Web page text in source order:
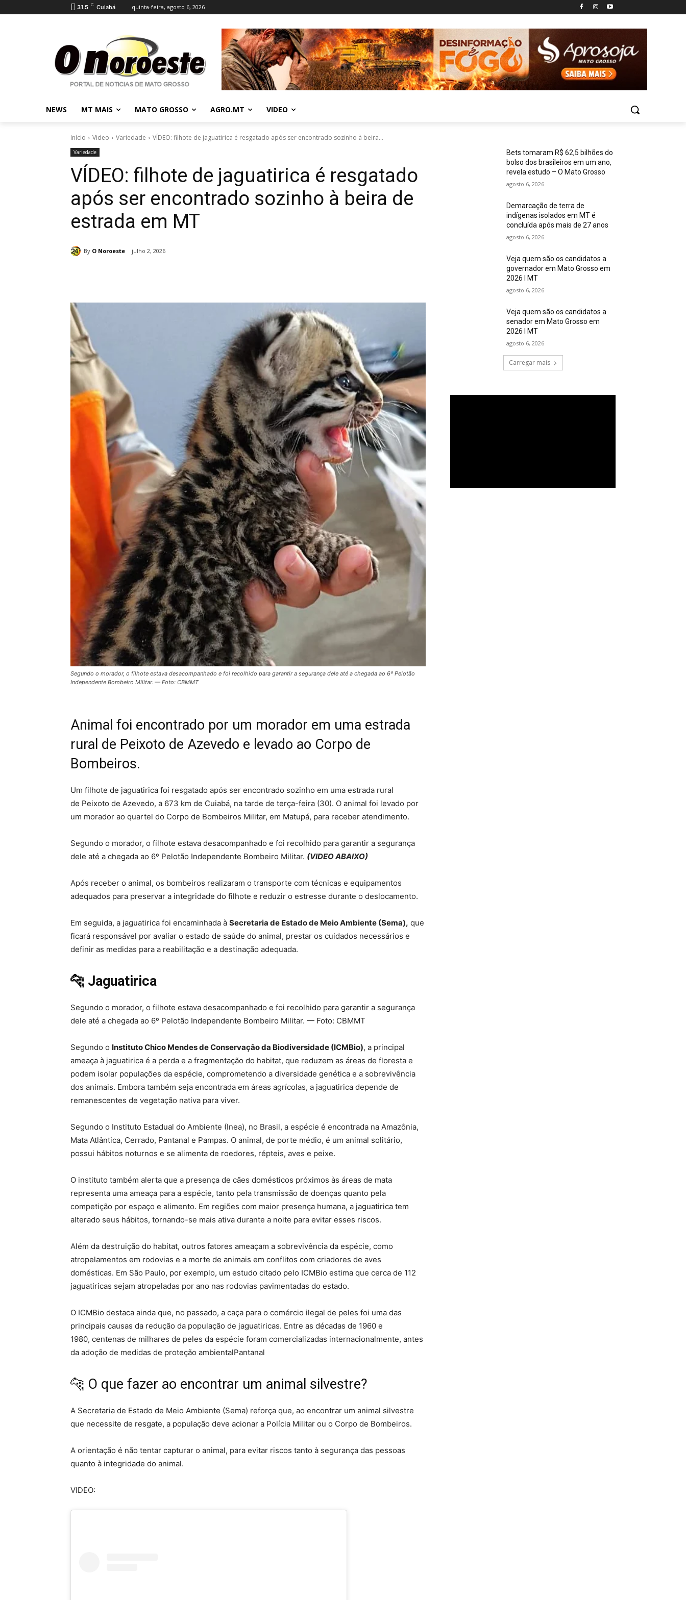
31.5 C Cuiabá quinta-feira, agosto 6, 2026
NEWS MT MAIS MATO GROSSO AGRO.MT VIDEO
Início Video Variedade VÍDEO: filhote de jaguatirica é resgatado após ser encontrado sozinho à beira...
Variedade
VÍDEO: filhote de jaguatirica é resgatado
após ser encontrado sozinho à beira de
estrada em MT
By O Noroeste julho 2, 2026
Segundo o morador, o filhote estava desacompanhado e foi recolhido para garantir a segurança dele até a chegada ao 6º Pelotão
Independente Bombeiro Militar. — Foto: CBMMT
Animal foi encontrado por um morador em uma estrada
rural de Peixoto de Azevedo e levado ao Corpo de
Bombeiros.
Um filhote de jaguatirica foi resgatado após ser encontrado sozinho em uma estrada rural
de Peixoto de Azevedo, a 673 km de Cuiabá, na tarde de terça-feira (30). O animal foi levado por
um morador ao quartel do Corpo de Bombeiros Militar, em Matupá, para receber atendimento.
Segundo o morador, o filhote estava desacompanhado e foi recolhido para garantir a segurança
dele até a chegada ao 6º Pelotão Independente Bombeiro Militar. (VIDEO ABAIXO)
Após receber o animal, os bombeiros realizaram o transporte com técnicas e equipamentos
adequados para preservar a integridade do filhote e reduzir o estresse durante o deslocamento.
Em seguida, a jaguatirica foi encaminhada à Secretaria de Estado de Meio Ambiente (Sema), que
ficará responsável por avaliar o estado de saúde do animal, prestar os cuidados necessários e
definir as medidas para a reabilitação e a destinação adequada.
🐆 Jaguatirica
Segundo o morador, o filhote estava desacompanhado e foi recolhido para garantir a segurança
dele até a chegada ao 6º Pelotão Independente Bombeiro Militar. — Foto: CBMMT
Segundo o Instituto Chico Mendes de Conservação da Biodiversidade (ICMBio), a principal
ameaça à jaguatirica é a perda e a fragmentação do habitat, que reduzem as áreas de floresta e
podem isolar populações da espécie, comprometendo a diversidade genética e a sobrevivência
dos animais. Embora também seja encontrada em áreas agrícolas, a jaguatirica depende de
remanescentes de vegetação nativa para viver.
Segundo o Instituto Estadual do Ambiente (Inea), no Brasil, a espécie é encontrada na Amazônia,
Mata Atlântica, Cerrado, Pantanal e Pampas. O animal, de porte médio, é um animal solitário,
possui hábitos noturnos e se alimenta de roedores, répteis, aves e peixe.
O instituto também alerta que a presença de cães domésticos próximos às áreas de mata
representa uma ameaça para a espécie, tanto pela transmissão de doenças quanto pela
competição por espaço e alimento. Em regiões com maior presença humana, a jaguatirica tem
alterado seus hábitos, tornando-se mais ativa durante a noite para evitar esses riscos.
Além da destruição do habitat, outros fatores ameaçam a sobrevivência da espécie, como
atropelamentos em rodovias e a morte de animais em conflitos com criadores de aves
domésticas. Em São Paulo, por exemplo, um estudo citado pelo ICMBio estima que cerca de 112
jaguatiricas sejam atropeladas por ano nas rodovias pavimentadas do estado.
O ICMBio destaca ainda que, no passado, a caça para o comércio ilegal de peles foi uma das
principais causas da redução da população de jaguatiricas. Entre as décadas de 1960 e
1980, centenas de milhares de peles da espécie foram comercializadas internacionalmente, antes
da adoção de medidas de proteção ambientalPantanal
🐆 O que fazer ao encontrar um animal silvestre?
A Secretaria de Estado de Meio Ambiente (Sema) reforça que, ao encontrar um animal silvestre
que necessite de resgate, a população deve acionar a Polícia Militar ou o Corpo de Bombeiros.
A orientação é não tentar capturar o animal, para evitar riscos tanto à segurança das pessoas
quanto à integridade do animal.
VIDEO:
Bets tomaram R$ 62,5 bilhões do
bolso dos brasileiros em um ano,
revela estudo – O Mato Grosso
agosto 6, 2026
Demarcação de terra de
indígenas isolados em MT é
concluída após mais de 27 anos
agosto 6, 2026
Veja quem são os candidatos a
governador em Mato Grosso em
2026 I MT
agosto 6, 2026
Veja quem são os candidatos a
senador em Mato Grosso em
2026 I MT
agosto 6, 2026
Carregar mais